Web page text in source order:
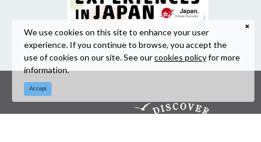
We use cookies on this site to enhance your user
experience. If you continue to browse, you accept the
use of cookies on our site. See ourcookies policyfor more
information.
Accept